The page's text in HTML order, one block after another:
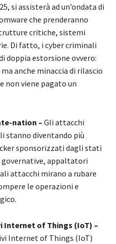
si assisterà ad un’ondata di
che prenderanno
critiche, sistemi
Di fatto, i cyber criminali
doppia estorsione ovvero:
anche minaccia di rilascio
non viene pagato un
nation – Gli attacchi
stanno diventando più
sponsorizzati dagli stati
governative, appaltatori
attacchi mirano a rubare
le operazioni e
of Things (IoT) –
Internet of Things (IoT)